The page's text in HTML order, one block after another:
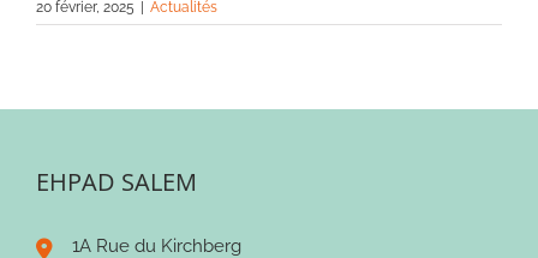
20 février, 2025 | Actualités
EHPAD SALEM
1A Rue du Kirchberg